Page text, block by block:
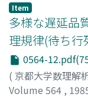
Item
多様な遅延品
理規律(待ち行
0564-
( 京都大学数理解
Volume 564 ,